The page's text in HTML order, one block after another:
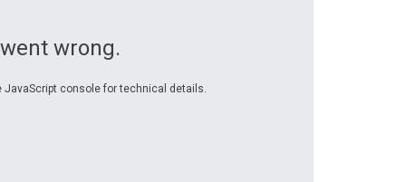
wrong.
JavaScript console for technical details.